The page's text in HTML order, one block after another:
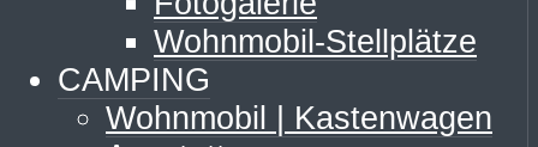
Wohnmobil-Stellplätze
CAMPING
Wohnmobil | Kastenwagen